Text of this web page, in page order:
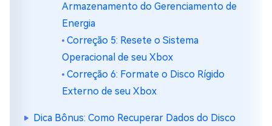
Armazenamento do Gerenciamento de
Energia
Correção 5: Resete o Sistema
Operacional de seu Xbox
Correção 6: Formate o Disco Rígido
Externo de seu Xbox
Dica Bônus: Como Recuperar Dados do Disco